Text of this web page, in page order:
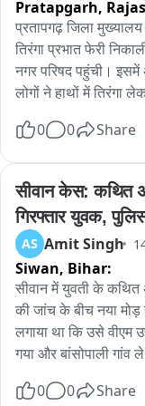
Pratapgarh,
प्रतापगढ़ जिला मुख्यालय
तिरंगा प्रभात फेरी
नगर परिषद पहुंची। इसमें
लोगों ने हाथों में तिरंगा
नजर आया।
तिरंगा देश की एकता,
प्रत्येक नागरिक में
को मजबूत करना है।
के प्रति अपनी
0 0 Share
सीवान केस: कथित
गिरफ्तार युवक,
AS Amit Singh
Siwan, Bihar:
सीवान में युवती के
की जांच के बीच नया
लगाया था कि उसे वीएम
गया और बांसोपाली गांव
युवती का हाल जाना
0 0 Share